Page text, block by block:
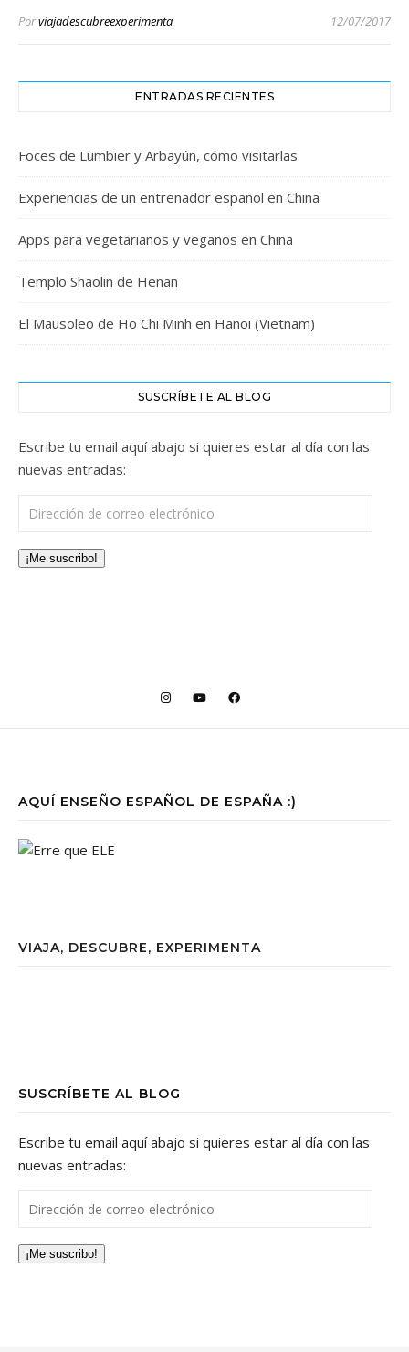
Porviajadescubreexperimenta 12/07/2017
ENTRADAS RECIENTES
Foces de Lumbier y Arbayún, cómo visitarlas
Experiencias de un entrenador español en China
Apps para vegetarianos y veganos en China
Templo Shaolin de Henan
El Mausoleo de Ho Chi Minh en Hanoi (Vietnam)
SUSCRÍBETE AL BLOG
Escribe tu email aquí abajo si quieres estar al día con las
nuevas entradas:
Dirección de correo electrónico
¡Me suscribo!
AQUÍ ENSEÑO ESPAÑOL DE ESPAÑA :)
VIAJA, DESCUBRE, EXPERIMENTA
SUSCRÍBETE AL BLOG
Escribe tu email aquí abajo si quieres estar al día con las
nuevas entradas:
Dirección de correo electrónico
¡Me suscribo!